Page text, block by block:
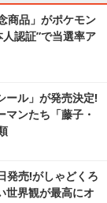
商品」がポケモン
認証”で当選率ア
ール」が発売決定!
ンたち「藤子・
発売!がしゃどくろ
世界観が最高にオ